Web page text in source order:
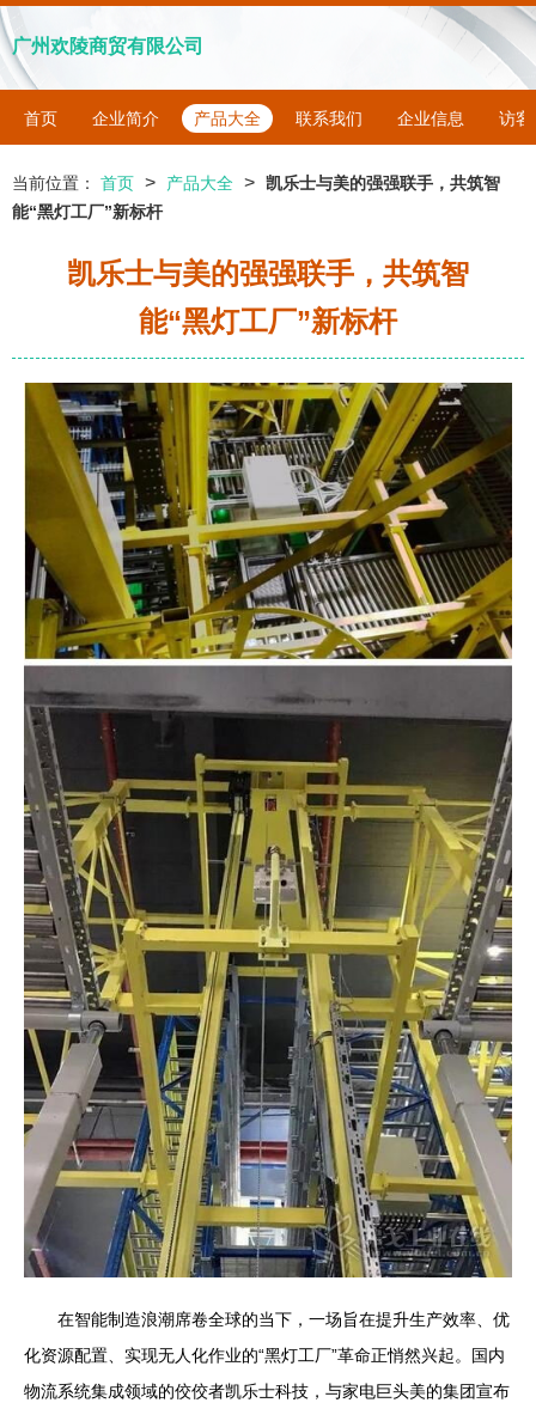
广州欢陵商贸有限公司
首页 企业简介 产品大全 联系我们 企业信息 访客
当前位置： 首页 > 产品大全 > 凯乐士与美的强强联手，共筑智
能“黑灯工厂”新标杆
凯乐士与美的强强联手，共筑智
能“黑灯工厂”新标杆
在智能制造浪潮席卷全球的当下，一场旨在提升生产效率、优
化资源配置、实现无人化作业的“黑灯工厂”革命正悄然兴起。国内
物流系统集成领域的佼佼者凯乐士科技，与家电巨头美的集团宣布